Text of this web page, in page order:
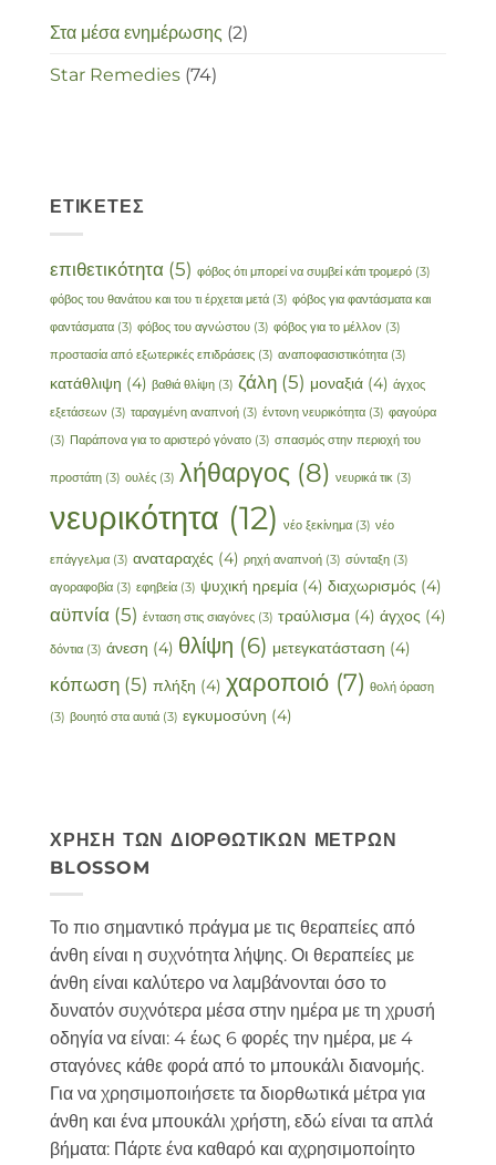
Στα μέσα ενημέρωσης (2)
Star Remedies (74)
ΕΤΙΚΈΤΕΣ
επιθετικότητα (5) φόβος ότι μπορεί να συμβεί κάτι τρομερό (3)
φόβος του θανάτου και του τι έρχεται μετά (3) φόβος για φαντάσματα και
φαντάσματα (3) φόβος του αγνώστου (3) φόβος για το μέλλον (3)
προστασία από εξωτερικές επιδράσεις (3) αναποφασιστικότητα (3)
κατάθλιψη (4) βαθιά θλίψη (3) ζάλη (5) μοναξιά (4) άγχος
εξετάσεων (3) ταραγμένη αναπνοή (3) έντονη νευρικότητα (3) φαγούρα
(3) Παράπονα για το αριστερό γόνατο (3) σπασμός στην περιοχή του
προστάτη (3) ουλές (3) λήθαργος (8) νευρικά τικ (3)
νευρικότητα (12) νέο ξεκίνημα (3) νέο
επάγγελμα (3) αναταραχές (4) ρηχή αναπνοή (3) σύνταξη (3)
αγοραφοβία (3) εφηβεία (3) ψυχική ηρεμία (4) διαχωρισμός (4)
αϋπνία (5) ένταση στις σιαγόνες (3) τραύλισμα (4) άγχος (4)
δόντια (3) άνεση (4) θλίψη (6) μετεγκατάσταση (4)
κόπωση (5) πλήξη (4) χαροποιό (7) θολή όραση
(3) βουητό στα αυτιά (3) εγκυμοσύνη (4)
ΧΡΉΣΗ ΤΩΝ ΔΙΟΡΘΩΤΙΚΏΝ ΜΈΤΡΩΝ
BLOSSOM
Το πιο σημαντικό πράγμα με τις θεραπείες από
άνθη είναι η συχνότητα λήψης. Οι θεραπείες με
άνθη είναι καλύτερο να λαμβάνονται όσο το
δυνατόν συχνότερα μέσα στην ημέρα με τη χρυσή
οδηγία να είναι: 4 έως 6 φορές την ημέρα, με 4
σταγόνες κάθε φορά από το μπουκάλι διανομής.
Για να χρησιμοποιήσετε τα διορθωτικά μέτρα για
άνθη και ένα μπουκάλι χρήστη, εδώ είναι τα απλά
βήματα: Πάρτε ένα καθαρό και αχρησιμοποίητο